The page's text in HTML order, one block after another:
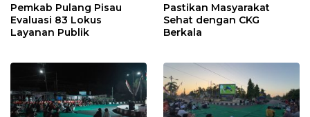
Pemkab Pulang Pisau
Evaluasi 83 Lokus
Layanan Publik
Pastikan Masyarakat
Sehat dengan CKG
Berkala